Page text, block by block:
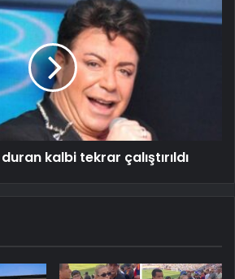
kalbi tekrar çalıştırıldı